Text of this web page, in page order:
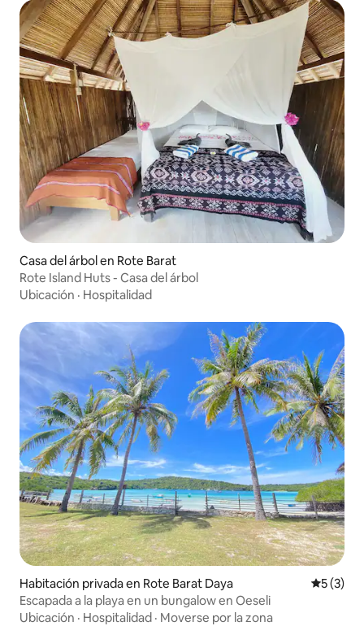
Casa del árbol en Rote Barat
Rote Island Huts - Casa del árbol
Ubicación · Hospitalidad
Habitación privada en Rote Barat Daya
5 (3)
Escapada a la playa en un bungalow en Oeseli
Ubicación · Hospitalidad · Moverse por la zona